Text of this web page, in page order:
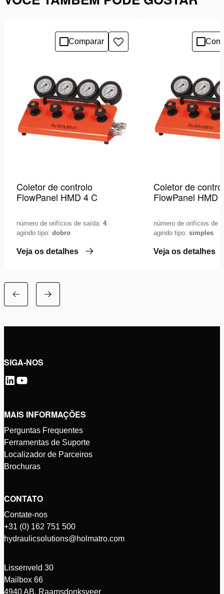
Comparar
Adicionar
à
desejos
Coletor de controlo
FlowPanel HMD 4 C
número de orifícios de saída: 4
agindo tipo: dobro
Veja os detalhes
Coletor de
FlowPanel HMD
número de orifícios de
agindo tipo: simples
Veja os detalhes
SIGA-NOS
MAIS INFORMAÇÕES
Perguntas Frequentes
Ferramentas de Suporte
Localizador de Parceiros
Brochuras
CONTATO
Contate-nos
+31 (0) 162 751 500
hydraulicsolutions@holmatro.com
Lissenveld 30
Mailbox 66
4940 AB, Raamsdonksveer